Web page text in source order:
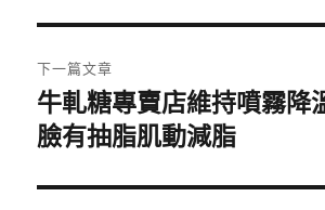
覽
文
章:
下一篇文章
下
一
文
牛軋糖專賣店維持噴霧降
臉有抽脂肌動減脂